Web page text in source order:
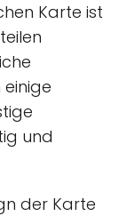
Karte ist
und
der Karte